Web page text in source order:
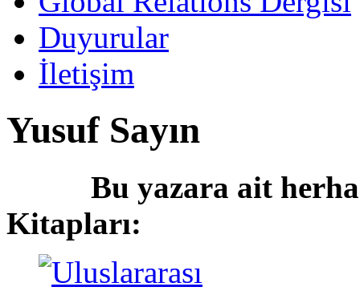
Duyurular
İletişim
Yusuf Sayın
Bu yazara ait
Kitapları: